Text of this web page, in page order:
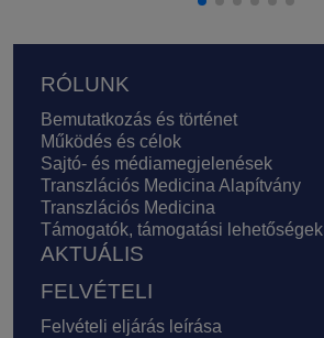
Lábléc
RÓLUNK
Bemutatkozás és történet
Működés és célok
Sajtó- és médiamegjelenések
Transzlációs Medicina Alapítvány
Transzlációs Medicina
Támogatók, támogatási lehetőségek
AKTUÁLIS
FELVÉTELI
Felvételi eljárás leírása